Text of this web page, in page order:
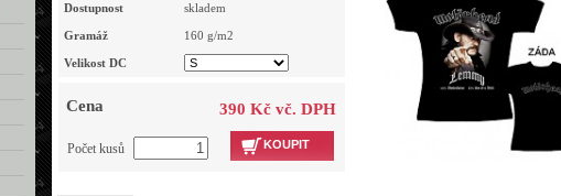
Dostupnost skladem
Gramáž 160 g/m2
Velikost DC
Cena 390 Kč vč. DPH
KOUPIT
Počet kusů